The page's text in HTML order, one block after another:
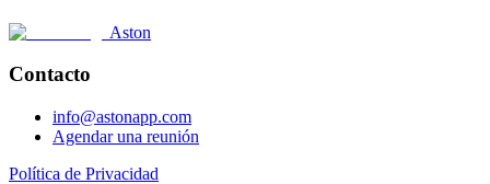
Aston
Contacto
info@astonapp.com
Agendar una reunión
Política de Privacidad